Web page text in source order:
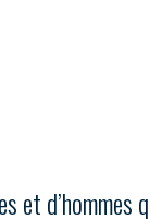
et